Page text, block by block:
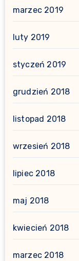
marzec 2019
luty 2019
styczeń 2019
grudzień 2018
listopad 2018
wrzesień 2018
lipiec 2018
maj 2018
kwiecień 2018
marzec 2018